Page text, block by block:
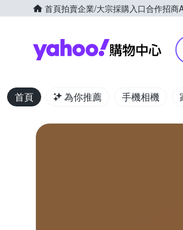
首頁拍賣企業/大宗採購入口合作招商
首頁 為你推薦 手機相機